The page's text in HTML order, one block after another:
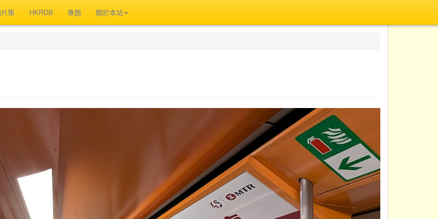
集 HKRDB 專題 關於本站